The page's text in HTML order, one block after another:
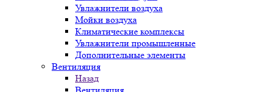
Увлажнители воздуха
Мойки воздуха
Климатические комплексы
Увлажнители промышленные
Дополнительные элементы
Вентиляция
Назад